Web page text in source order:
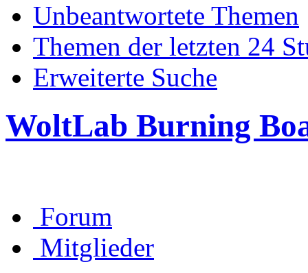
Unbeantwortete Themen
Themen der letzten 24
Erweiterte Suche
WoltLab Burning
Forum
Mitglieder